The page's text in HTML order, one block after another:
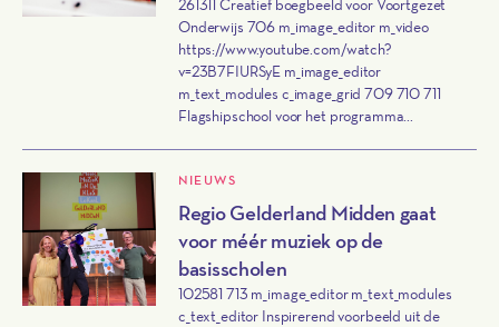
261311 Creatief boegbeeld voor Voortgezet
Onderwijs 706 m_image_editor m_video
https://www.youtube.com/watch?
v=23B7FIURSyE m_image_editor
m_text_modules c_image_grid 709 710 711
Flagshipschool voor het programma...
NIEUWS
Regio Gelderland Midden gaat
voor méér muziek op de
basisscholen
102581 713 m_image_editor m_text_modules
c_text_editor Inspirerend voorbeeld uit de